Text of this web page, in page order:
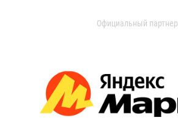
Официальный партнер